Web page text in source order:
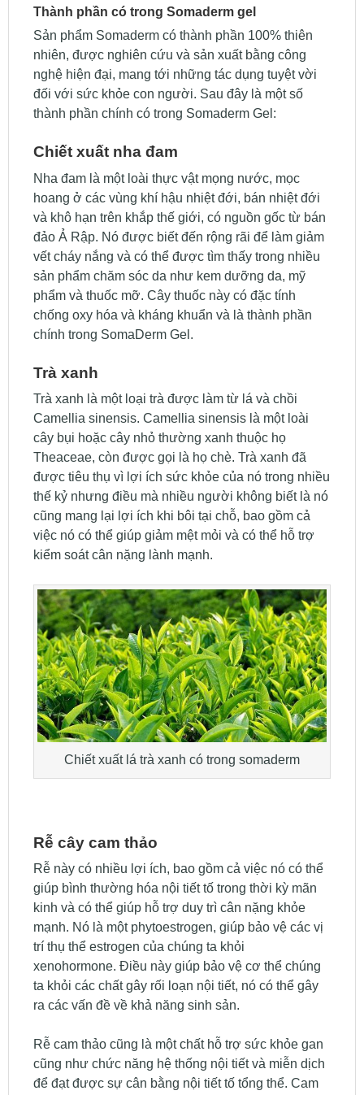
Thành phần có trong Somaderm gel
Sản phẩm Somaderm có thành phần 100% thiên
nhiên, được nghiên cứu và sản xuất bằng công
nghệ hiện đại, mang tới những tác dụng tuyệt vời
đối với sức khỏe con người. Sau đây là một số
thành phần chính có trong Somaderm Gel:
Chiết xuất nha đam
Nha đam là một loài thực vật mọng nước, mọc
hoang ở các vùng khí hậu nhiệt đới, bán nhiệt đới
và khô hạn trên khắp thế giới, có nguồn gốc từ bán
đảo Ả Rập. Nó được biết đến rộng rãi để làm giảm
vết cháy nắng và có thể được tìm thấy trong nhiều
sản phẩm chăm sóc da như kem dưỡng da, mỹ
phẩm và thuốc mỡ. Cây thuốc này có đặc tính
chống oxy hóa và kháng khuẩn và là thành phần
chính trong SomaDerm Gel.
Trà xanh
Trà xanh là một loại trà được làm từ lá và chồi
Camellia sinensis. Camellia sinensis là một loài
cây bụi hoặc cây nhỏ thường xanh thuộc họ
Theaceae, còn được gọi là họ chè. Trà xanh đã
được tiêu thụ vì lợi ích sức khỏe của nó trong nhiều
thế kỷ nhưng điều mà nhiều người không biết là nó
cũng mang lại lợi ích khi bôi tại chỗ, bao gồm cả
việc nó có thể giúp giảm mệt mỏi và có thể hỗ trợ
kiểm soát cân nặng lành mạnh.
Chiết xuất lá trà xanh có trong somaderm
Rễ cây cam thảo
Rễ này có nhiều lợi ích, bao gồm cả việc nó có thể
giúp bình thường hóa nội tiết tố trong thời kỳ mãn
kinh và có thể giúp hỗ trợ duy trì cân nặng khỏe
mạnh. Nó là một phytoestrogen, giúp bảo vệ các vị
trí thụ thể estrogen của chúng ta khỏi
xenohormone. Điều này giúp bảo vệ cơ thể chúng
ta khỏi các chất gây rối loạn nội tiết, nó có thể gây
ra các vấn đề về khả năng sinh sản.
Rễ cam thảo cũng là một chất hỗ trợ sức khỏe gan
cũng như chức năng hệ thống nội tiết và miễn dịch
để đạt được sự cân bằng nội tiết tố tổng thể. Cam